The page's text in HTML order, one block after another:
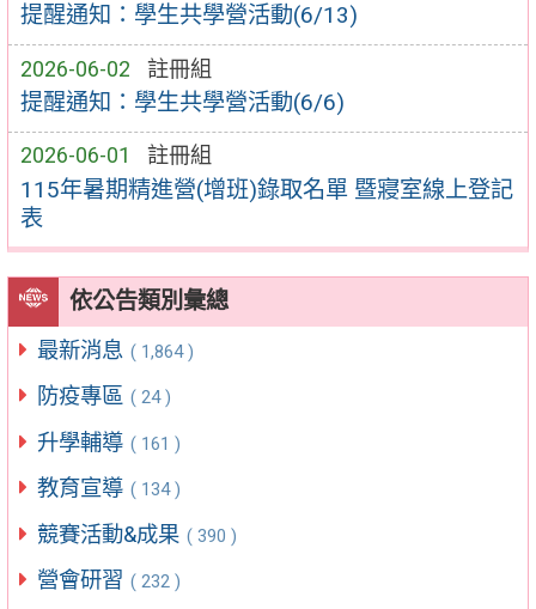
提醒通知：學生共學營活動(6/13)
2026-06-02 註冊組
提醒通知：學生共學營活動(6/6)
2026-06-01 註冊組
115年暑期精進營(增班)錄取名單 暨寢室線上登記
表
依公告類別彙總
最新消息 ( 1,864 )
防疫專區 ( 24 )
升學輔導 ( 161 )
教育宣導 ( 134 )
競賽活動&成果 ( 390 )
營會研習 ( 232 )